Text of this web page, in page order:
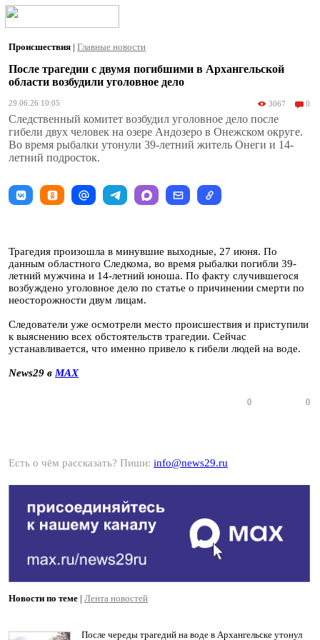
Происшествия | Главные новости
После трагедии с двумя погибшими в Архангельской
области возбудили уголовное дело
29.06.26 10:05 3067 0
Следственный комитет возбудил уголовное дело после
гибели двух человек на озере Андозеро в Онежском округе.
Во время рыбалки утонули 39-летний житель Онеги и 14-
летний подросток.
Трагедия произошла в минувшие выходные, 27 июня. По
данным областного Следкома, во время рыбалки погибли 39-
летний мужчина и 14-летний юноша. По факту случившегося
возбуждено уголовное дело по статье о причинении смерти по
неосторожности двум лицам.
Следователи уже осмотрели место происшествия и приступили
к выяснению всех обстоятельств трагедии. Сейчас
устанавливается, что именно привело к гибели людей на воде.
News29 в MAX
0 0
Есть о чём рассказать? Пиши: info@news29.ru
Новости по теме | Лента новостей
После череды трагедий на воде в Архангельске утонул